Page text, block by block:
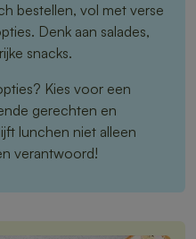
bestellen, vol met verse
Denk aan salades,
snacks.
Kies voor een
gerechten en
lunchen niet alleen
verantwoord!